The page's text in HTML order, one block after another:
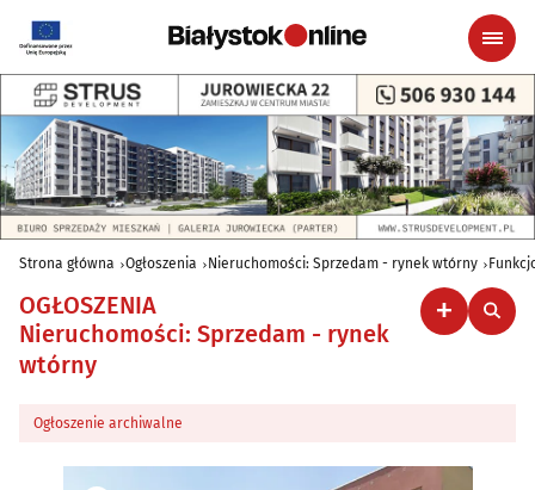
Strona główna Ogłoszenia Nieruchomości: Sprzedam - rynek wtórny
OGŁOSZENIA
Nieruchomości: Sprzedam - rynek
wtórny
Ogłoszenie archiwalne